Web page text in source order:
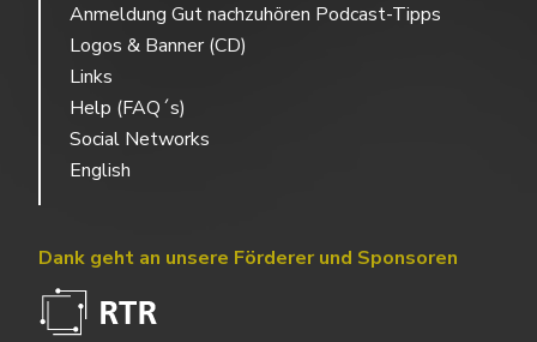
Anmeldung Gut nachzuhören Podcast-Tipps
Logos & Banner (CD)
Links
Help (FAQ´s)
Social Networks
English
Dank geht an unsere Förderer und Sponsoren